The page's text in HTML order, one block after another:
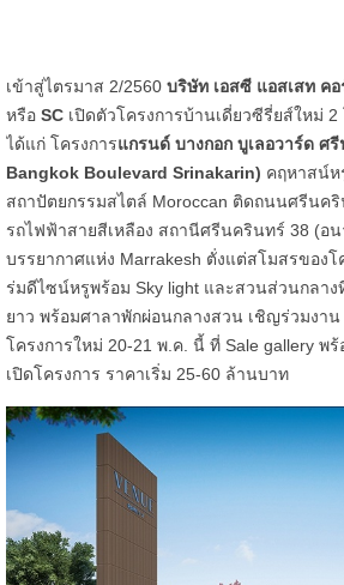
เข้าสู่ไตรมาส 2/2560 บริษัท เอสซี แอสเสท ค
หรือ SC เปิดตัวโครงการบ้านเดี่ยวซีรี่ยส์ใหม่
ได้แก่ โครงการแกรนด์ บางกอก บูเลอวาร์ด ศ
Bangkok Boulevard Srinakarin) คฤหาสน์ห
สถาปัตยกรรมสไตล์ Moroccan ติดถนนศรีนค
รถไฟฟ้าสายสีเหลือง สถานีศรีนครินทร์ 38 (อ
บรรยากาศแห่ง Marrakesh ตั่งแต่สโมสรของ
ร่มดีไซน์หรูพร้อม Sky light และสวนส่วนกลา
ยาว พร้อมศาลาพักผ่อนกลางสวน เชิญร่วมงาน
โครงการใหม่ 20-21 พ.ค. นี้ ที่ Sale gallery พ
เปิดโครงการ ราคาเริ่ม 25-60 ล้านบาท